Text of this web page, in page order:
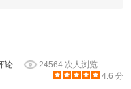
论
24564 次人浏览
4.6 分